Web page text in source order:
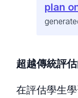
plan
超越傳統評
在評估學生